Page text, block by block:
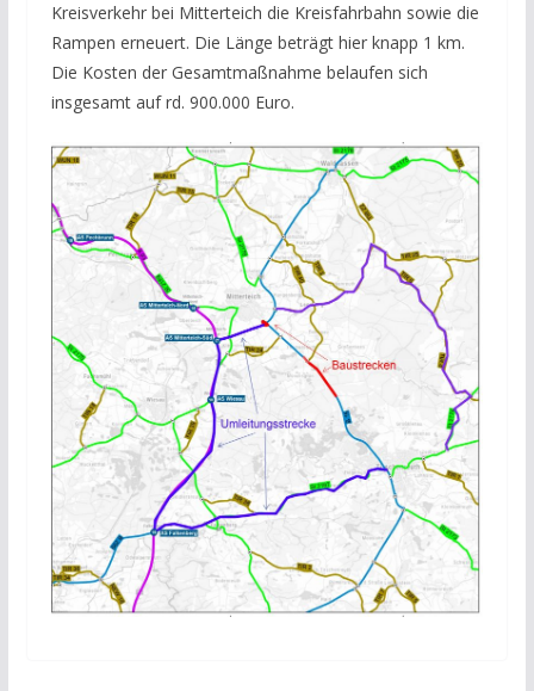
Kreisverkehr bei Mitterteich die Kreisfahrbahn sowie die
Rampen erneuert. Die Länge beträgt hier knapp 1 km.
Die Kosten der Gesamtmaßnahme belaufen sich
insgesamt auf rd. 900.000 Euro.